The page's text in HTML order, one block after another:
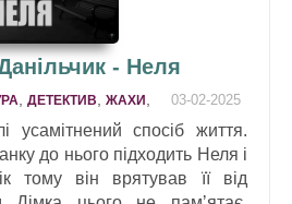
- Неля
ДЕТЕКТИВ ЖАХИ 03-02-2025
усамітнений спосіб життя.
до нього підходить Неля і
тому він врятував її від